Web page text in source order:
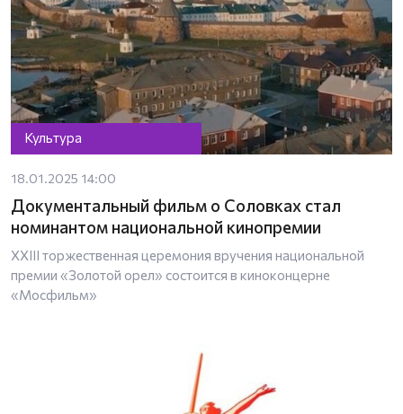
Культура
18.01.2025 14:00
Документальный фильм о Соловках стал
номинантом национальной кинопремии
ХХIII торжественная церемония вручения национальной
премии «Золотой орел» состоится в киноконцерне
«Мосфильм»